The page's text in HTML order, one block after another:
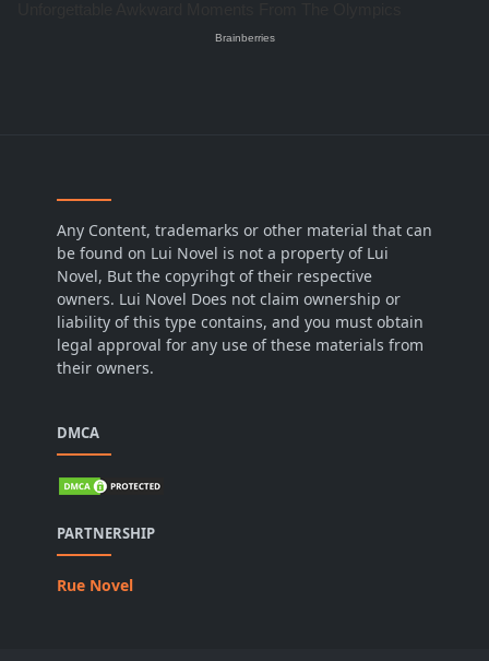
Any Content, trademarks or other material that can
be found on Lui Novel is not a property of Lui
Novel, But the copyrihgt of their respective
owners. Lui Novel Does not claim ownership or
liability of this type contains, and you must obtain
legal approval for any use of these materials from
their owners.
DMCA
PARTNERSHIP
Rue Novel